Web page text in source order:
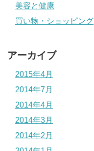
美容と健康
買い物・ショッピング
アーカイブ
2015年4月
2014年7月
2014年4月
2014年3月
2014年2月